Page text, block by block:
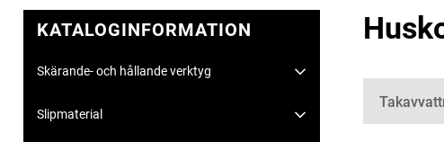
KATALOGINFORMATION
Skärande- och hållande verktyg
Slipmaterial
Kategorier